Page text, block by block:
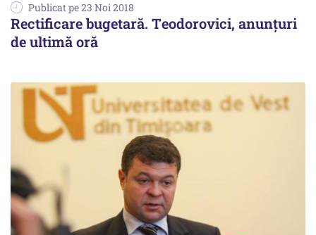
Publicat pe 23 Noi 2018
Rectificare bugetară. Teodorovici, anunțuri
de ultimă oră